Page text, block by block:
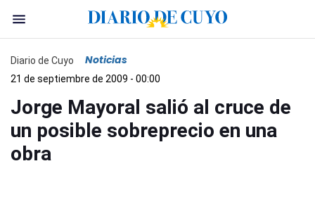
Diario de Cuyo Noticias
21 de septiembre de 2009 - 00:00
Jorge Mayoral salió al cruce de
un posible sobreprecio en una
obra